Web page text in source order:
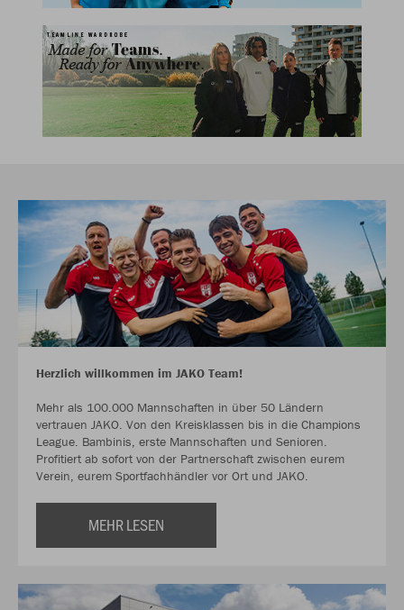
Herzlich willkommen im JAKO Team!
Mehr als 100.000 Mannschaften in über 50 Ländern
vertrauen JAKO. Von den Kreisklassen bis in die Champions
League. Bambinis, erste Mannschaften und Senioren.
Profitiert ab sofort von der Partnerschaft zwischen eurem
Verein, eurem Sportfachhändler vor Ort und JAKO.
MEHR LESEN